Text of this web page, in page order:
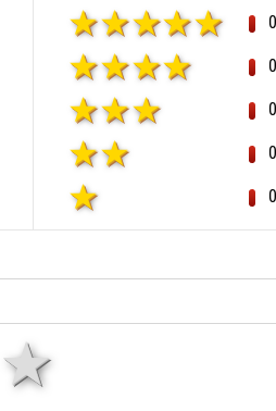
4 hvězdy